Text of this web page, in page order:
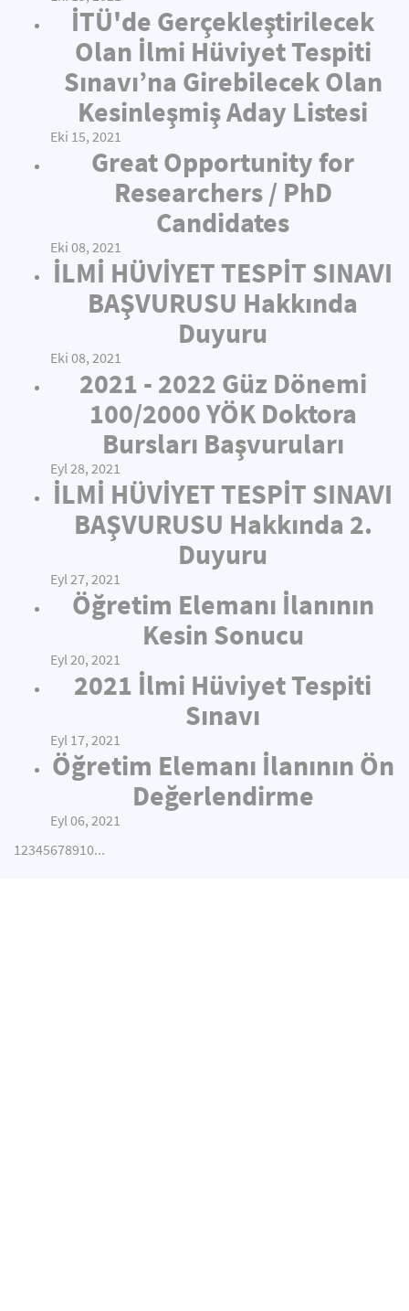
İTÜ'de Gerçekleştirilecek
Olan İlmi Hüviyet Tespiti
Sınavı’na Girebilecek Olan
Kesinleşmiş Aday Listesi
Eki 15, 2021
Great Opportunity for
Researchers / PhD
Candidates
Eki 08, 2021
İLMİ HÜVİYET TESPİT SINAVI
BAŞVURUSU Hakkında
Duyuru
Eki 08, 2021
2021 - 2022 Güz Dönemi
100/2000 YÖK Doktora
Bursları Başvuruları
Eyl 28, 2021
İLMİ HÜVİYET TESPİT SINAVI
BAŞVURUSU Hakkında 2.
Duyuru
Eyl 27, 2021
Öğretim Elemanı İlanının
Kesin Sonucu
Eyl 20, 2021
2021 İlmi Hüviyet Tespiti
Sınavı
Eyl 17, 2021
Öğretim Elemanı İlanının Ön
Değerlendirme
Eyl 06, 2021
12345678910...